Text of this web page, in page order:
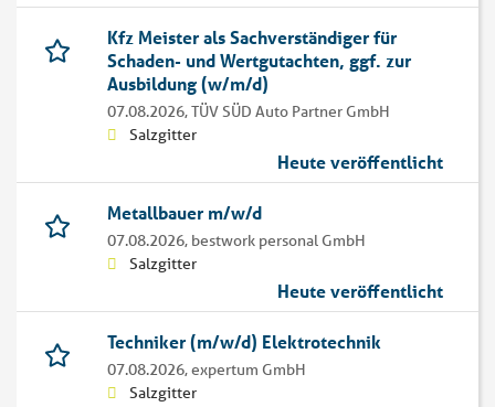
Kfz Meister als Sachverständiger für
Schaden- und Wertgutachten, ggf. zur
Ausbildung (w/m/d)
07.08.2026,TÜV SÜD Auto Partner GmbH
Salzgitter
Heute veröffentlicht
Metallbauer m/w/d
07.08.2026, bestwork personal GmbH
Salzgitter
Heute veröffentlicht
Techniker (m/w/d) Elektrotechnik
07.08.2026,expertum GmbH
Salzgitter